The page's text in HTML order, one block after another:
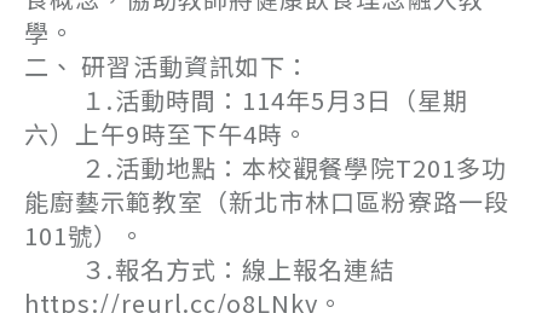
學。
二、 研習活動資訊如下：
１.活動時間：114年5月3日（星期
六）上午9時至下午4時。
２.活動地點：本校觀餐學院T201多功
能廚藝示範教室（新北市林口區粉寮路一段
101號）。
３.報名方式：線上報名連結
https://reurl.cc/o8LNkv。